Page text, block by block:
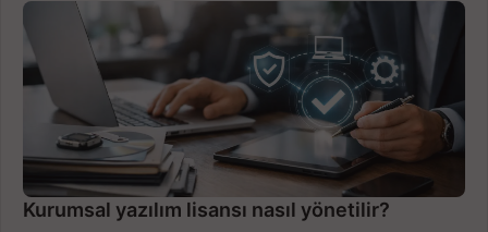
Kurumsal yazılım lisansı nasıl yönetilir?